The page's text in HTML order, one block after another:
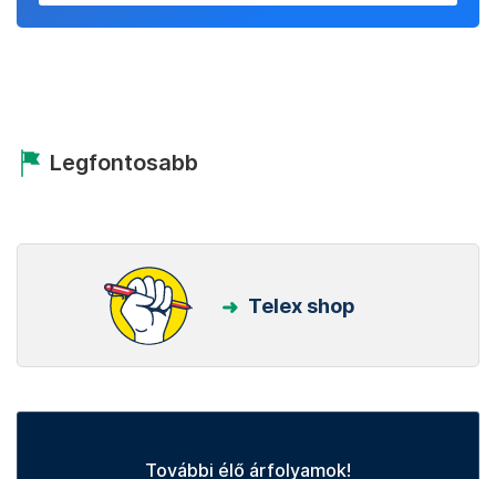
Legfontosabb
Telex shop
További élő árfolyamok!